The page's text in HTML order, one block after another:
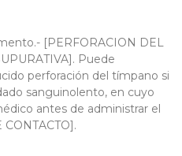
[PERFORACION DEL
Puede
perforación del tímpano si
sanguinolento, en cuyo
antes de administrar el